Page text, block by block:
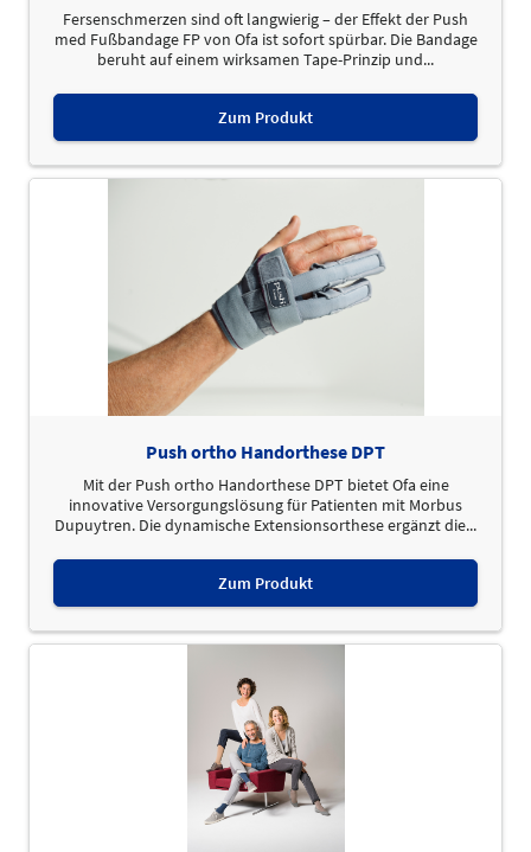
Fersenschmerzen sind oft langwierig – der Effekt der Push
med Fußbandage FP von Ofa ist sofort spürbar. Die Bandage
beruht auf einem wirksamen Tape-Prinzip und...
Zum Produkt
Push ortho Handorthese DPT
Mit der Push ortho Handorthese DPT bietet Ofa eine
innovative Versorgungslösung für Patienten mit Morbus
Dupuytren. Die dynamische Extensionsorthese ergänzt die...
Zum Produkt